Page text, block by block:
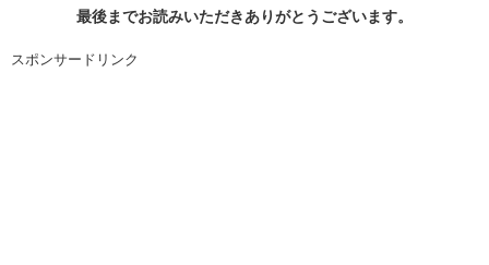
最後までお読みいただきありがとうございます。
スポンサードリンク